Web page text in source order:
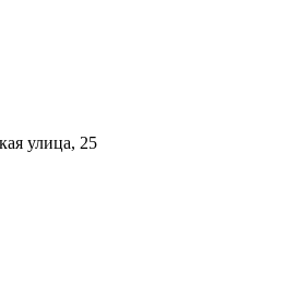
улица, 25